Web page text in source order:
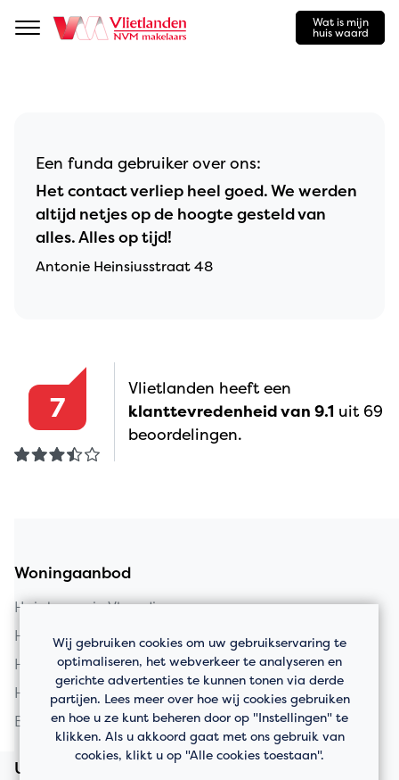
Navigation
Wat is mijn
huis waard
Een funda gebruiker over ons:
Het contact verliep heel goed. We werden
altijd netjes op de hoogte gesteld van
alles. Alles op tijd!
Antonie Heinsiusstraat 48
7
Vlietlanden heeft een
klanttevredenheid van 9.1 uit 69
beoordelingen.
Woningaanbod
Huis kopen in Vlaardingen
Huis kopen in Schiedam
Huis kopen in Rotterdam
Huis kopen in Maassluis
Bedrijfspanden
Uw huis verkopen
Wij gebruiken cookies om uw gebruikservaring te
optimaliseren, het webverkeer te analyseren en
gerichte advertenties te kunnen tonen via derde
partijen. Lees meer over hoe wij cookies gebruiken
en hoe u ze kunt beheren door op "Instellingen" te
klikken. Als u akkoord gaat met ons gebruik van
cookies, klikt u op "Alle cookies toestaan".